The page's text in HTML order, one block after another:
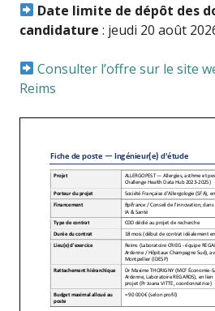
Date limite de dépôt des
candidature : jeudi 20 août
Consulter l’offre sur le site
Reims